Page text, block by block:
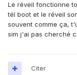
Le réveil fonctionne
tél boot et le réveil
souvent comme ça,
sim j'ai pas cherché
Citer